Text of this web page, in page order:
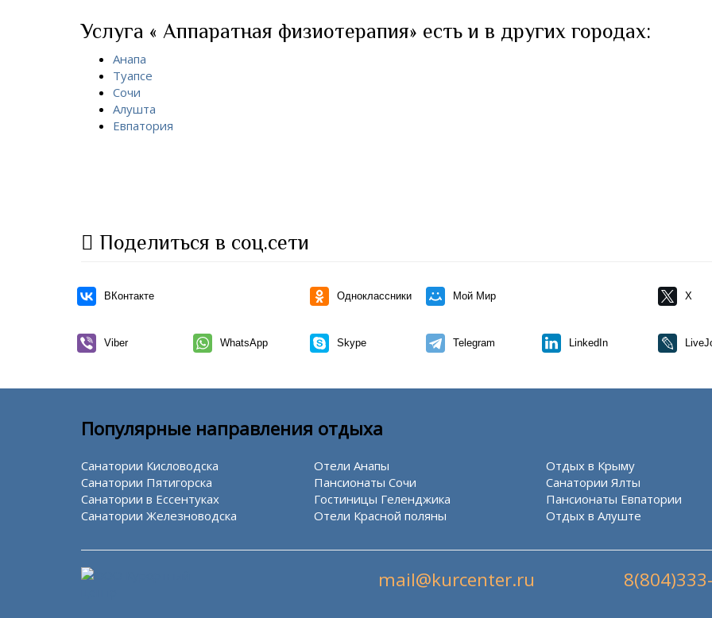
Услуга « Аппаратная физиотерапия» есть и в других городах:
Анапа
Туапсе
Сочи
Алушта
Евпатория
Поделиться в соц.сети
ВКонтакте Одноклассники Мой Мир X
Viber WhatsApp Skype Telegram LinkedIn
Популярные направления отдыха
Санатории Кисловодска
Санатории Пятигорска
Санатории в Ессентуках
Санатории Железноводска
Отели Анапы
Пансионаты Сочи
Гостиницы Геленджика
Отели Красной поляны
Отдых в Крыму
Санатории Ялты
Пансионаты Евпатории
Отдых в Алуште
mail@kurcenter.ru